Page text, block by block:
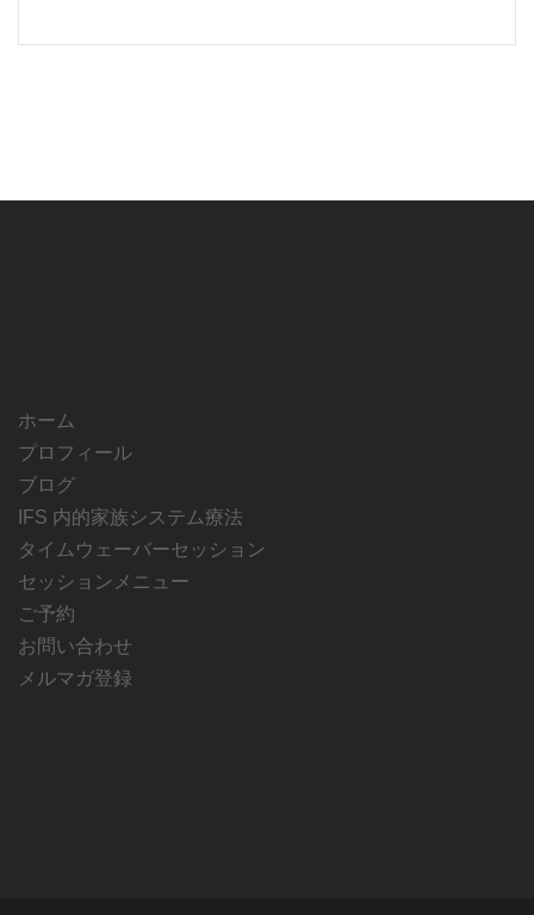
ホーム
プロフィール
ブログ
IFS 内的家族システム療法
タイムウェーバーセッション
セッションメニュー
ご予約
お問い合わせ
メルマガ登録